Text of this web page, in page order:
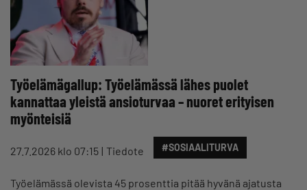
Työelämägallup: Työelämässä lähes puolet
kannattaa yleistä ansioturvaa – nuoret erityisen
myönteisiä
27.7.2026 klo 07:15 Tiedote #SOSIAALITURVA
Työelämässä olevista 45 prosenttia pitää hyvänä ajatusta